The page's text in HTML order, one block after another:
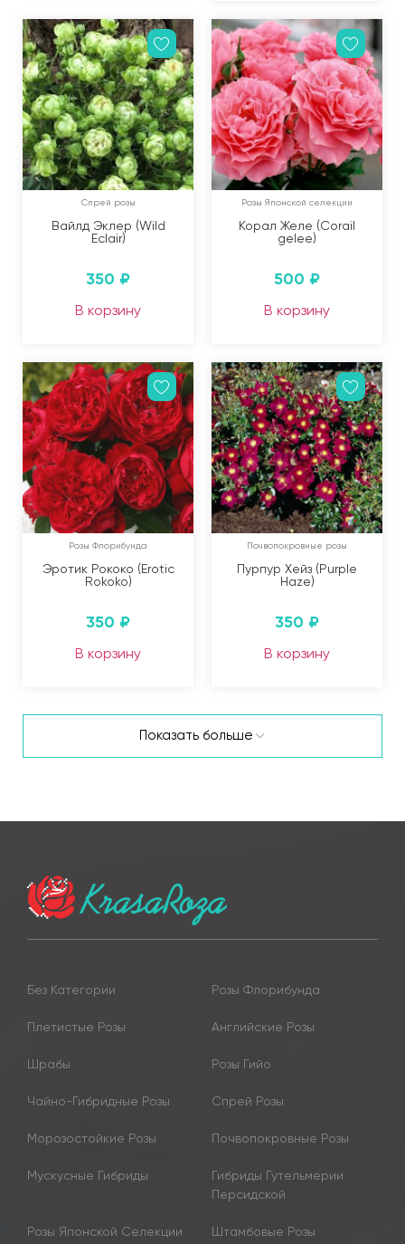
Спрей розы
Вайлд Эклер (Wild
Eclair)
350 ₽
В корзину
Розы Японской селекции
Корал Желе (Corail
gelee)
500 ₽
В корзину
Розы Флорибунда
Эротик Рококо (Erotic
Rokoko)
350 ₽
В корзину
Почвопокровные розы
Пурпур Хейз (Purple
Haze)
350 ₽
В корзину
Показать больше
Без Категории Розы Флорибунда
Плетистые Розы Английские Розы
Шрабы Розы Гийо
Чайно-Гибридные Розы Спрей Розы
Морозостойкие Розы Почвопокровные Розы
Мускусные Гибриды
Гибриды Гутельмерии
Персидской
Розы Японской Селекции Штамбовые Розы